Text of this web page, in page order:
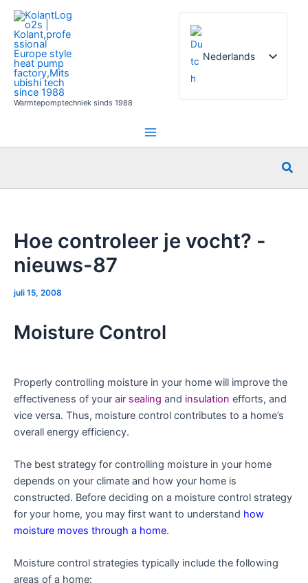
naar
inhoud
Warmtepomptechniek sinds 1988
Nederlands
English
German
Arabic
Hoe controleer je vocht? -
nieuws-87
juli 15, 2008
Moisture Control
Properly controlling moisture in your home will improve the
effectiveness of your air sealing and insulation efforts, and
vice versa. Thus, moisture control contributes to a home’s
overall energy efficiency.
The best strategy for controlling moisture in your home
depends on your climate and how your home is
constructed. Before deciding on a moisture control strategy
for your home, you may first want to understand how
moisture moves through a home.
Moisture control strategies typically include the following
areas of a home: